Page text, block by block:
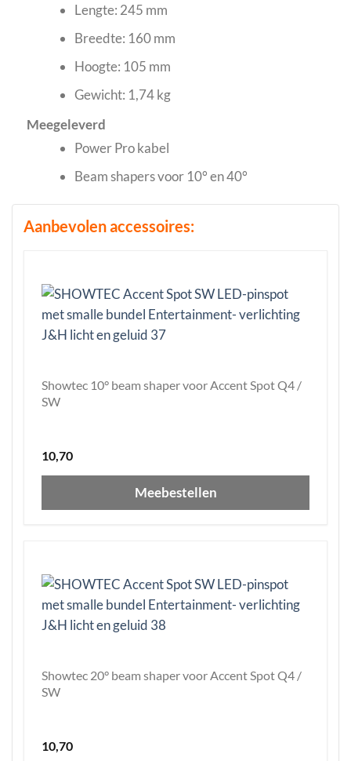
Lengte: 245 mm
Breedte: 160 mm
Hoogte: 105 mm
Gewicht: 1,74 kg
Meegeleverd
Power Pro kabel
Beam shapers voor 10° en 40°
Aanbevolen accessoires:
Showtec 10° beam shaper voor Accent Spot Q4 /
SW
10,70
Meebestellen
Showtec 20° beam shaper voor Accent Spot Q4 /
SW
10,70